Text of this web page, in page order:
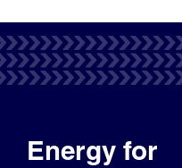
Energy for